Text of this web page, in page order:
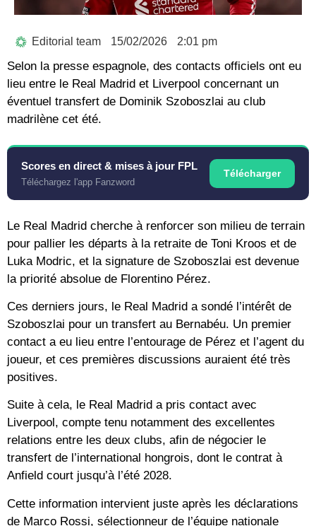
Editorial team 15/02/2026 2:01 pm
Selon la presse espagnole, des contacts officiels ont eu
lieu entre le Real Madrid et Liverpool concernant un
éventuel transfert de Dominik Szoboszlai au club
madrilène cet été.
Scores en direct & mises à jour FPL
Téléchargez l'app Fanzword
Télécharger
Le Real Madrid cherche à renforcer son milieu de terrain
pour pallier les départs à la retraite de Toni Kroos et de
Luka Modric, et la signature de Szoboszlai est devenue
la priorité absolue de Florentino Pérez.
Ces derniers jours, le Real Madrid a sondé l’intérêt de
Szoboszlai pour un transfert au Bernabéu. Un premier
contact a eu lieu entre l’entourage de Pérez et l’agent du
joueur, et ces premières discussions auraient été très
positives.
Suite à cela, le Real Madrid a pris contact avec
Liverpool, compte tenu notamment des excellentes
relations entre les deux clubs, afin de négocier le
transfert de l’international hongrois, dont le contrat à
Anfield court jusqu’à l’été 2028.
Cette information intervient juste après les déclarations
de Marco Rossi, sélectionneur de l’équipe nationale